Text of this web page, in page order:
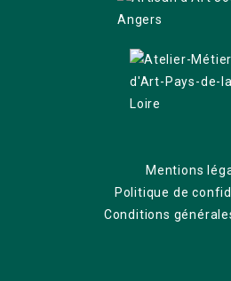
Mentions
Politique de
Conditions